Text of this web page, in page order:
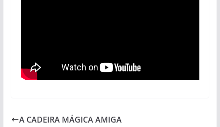
A CADEIRA MÁGICA AMIGA